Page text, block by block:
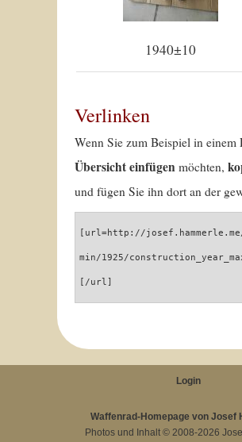
1940±10
Verlinken
Wenn Sie zum Beispiel in
Übersicht einfügen möchten,
und fügen Sie ihn dort an der
[url=http://
min/1925/
[/url]
Login
Waffenrad-Homepage von Josef
Photos und Inhalt © 2008-2026